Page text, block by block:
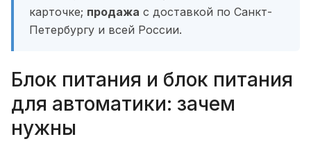
карточке; продажа с доставкой по Санкт-
Петербургу и всей России.
Блок питания и блок питания
для автоматики: зачем
нужны